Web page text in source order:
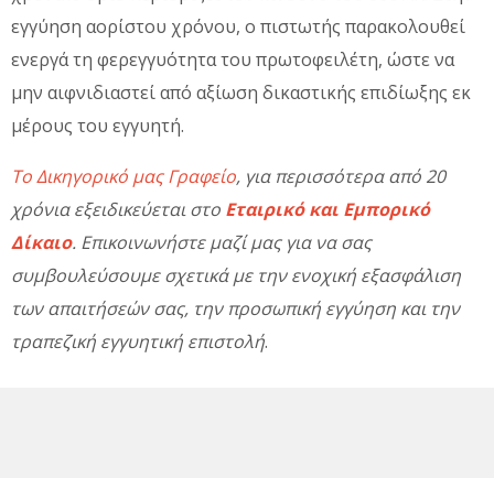
εγγύηση αορίστου χρόνου, ο πιστωτής παρακολουθεί
ενεργά τη φερεγγυότητα του πρωτοφειλέτη, ώστε να
μην αιφνιδιαστεί από αξίωση δικαστικής επιδίωξης εκ
μέρους του εγγυητή.
Το Δικηγορικό μας Γραφείο, για περισσότερα από 20
χρόνια εξειδικεύεται στο Εταιρικό και Εμπορικό
Δίκαιο. Επικοινωνήστε μαζί μας για να σας
συμβουλεύσουμε σχετικά με την ενοχική εξασφάλιση
των απαιτήσεών σας, την προσωπική εγγύηση και την
τραπεζική εγγυητική επιστολή.